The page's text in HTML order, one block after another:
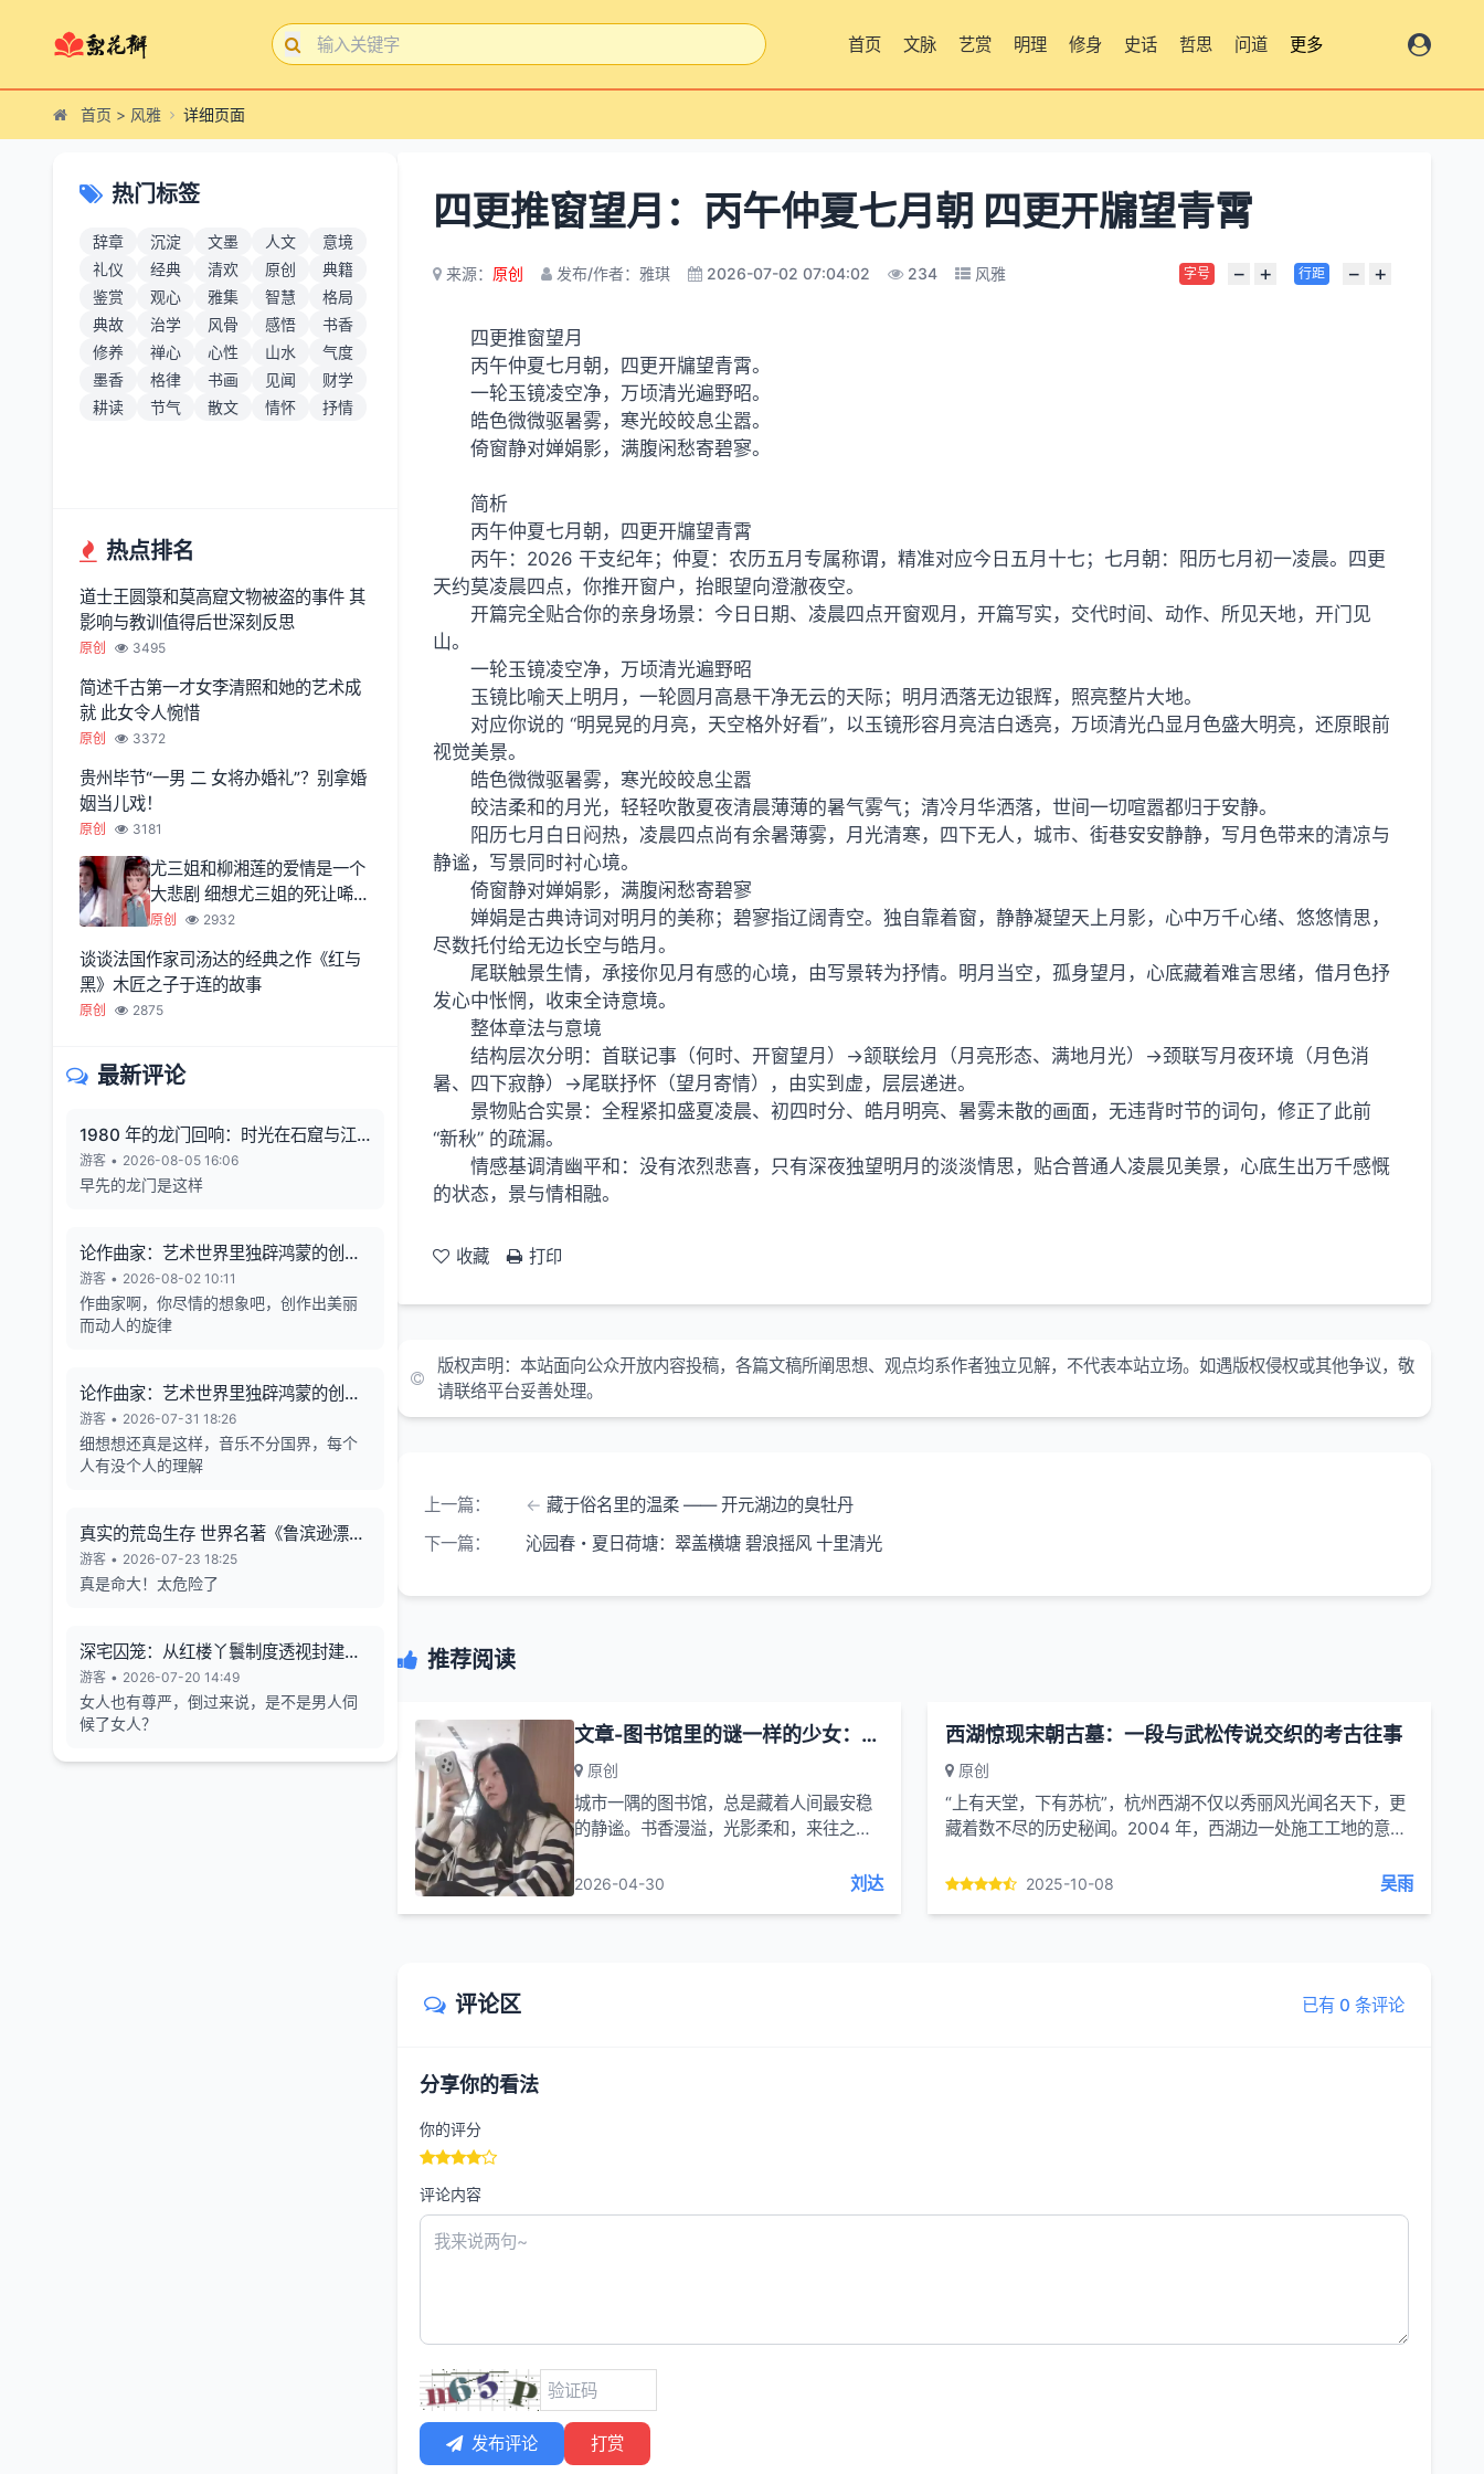
首页 文脉 艺赏 明理 修身 史话 哲思 问道 更多
首页 > 风雅 详细页面
热门标签
辞章 沉淀 文墨 人文
意境
礼仪
经典 清欢 原创
典籍
鉴赏
观心 雅集 智慧
格局
典故
治学 风骨 感悟
书香
修养
禅心 心性 山水
气度
墨香
格律 书画 见闻
财学
耕读
节气 散文 情怀 抒情
热点排名
道士王圆箓和莫高窟文物被盗的事件 其
影响与教训值得后世深刻反思
原创 3495
简述千古第一才女李清照和她的艺术成
就 此女令人惋惜
原创 3372
贵州毕节“一男 二 女将办婚礼”？别拿婚
姻当儿戏！
原创 3181
尤三姐和柳湘莲的爱情是一个
大悲剧 细想尤三姐的死让唏嘘
不已
原创 2932
谈谈法国作家司汤达的经典之作《红与
黑》木匠之子于连的故事
原创 2875
最新评论
1980 年的龙门回响：时光在石窟与江
风中凝固
游客 • 2026-08-05 16:06
早先的龙门是这样
论作曲家：艺术世界里独辟鸿蒙的创造
者
游客 • 2026-08-02 10:11
作曲家啊，你尽情的想象吧，创作出美丽
而动人的旋律
论作曲家：艺术世界里独辟鸿蒙的创造
者
游客 • 2026-07-31 18:26
细想想还真是这样，音乐不分国界，每个
人有没个人的理解
真实的荒岛生存 世界名著《鲁滨逊漂流
记》的原型
游客 • 2026-07-23 18:25
真是命大！太危险了
深宅囚笼：从红楼丫鬟制度透视封建女
性的生存异化与人格消解
游客 • 2026-07-20 14:49
女人也有尊严，倒过来说，是不是男人伺
候了女人？
四更推窗望月：丙午仲夏七月朝 四更开牖望青霄
来源： 原创 发布/作者：雅琪 2026-07-02 07:04:02 234 风雅 字号 − + 行距 − +
四更推窗望月
丙午仲夏七月朝，四更开牖望青霄。
一轮玉镜凌空净，万顷清光遍野昭。
皓色微微驱暑雾，寒光皎皎息尘嚣。
倚窗静对婵娟影，满腹闲愁寄碧寥。
简析
丙午仲夏七月朝，四更开牖望青霄
丙午：2026 干支纪年；仲夏：农历五月专属称谓，精准对应今日五月十七；七月朝：阳历七月初一凌晨。四更
天约莫凌晨四点，你推开窗户，抬眼望向澄澈夜空。
开篇完全贴合你的亲身场景：今日日期、凌晨四点开窗观月，开篇写实，交代时间、动作、所见天地，开门见
山。
一轮玉镜凌空净，万顷清光遍野昭
玉镜比喻天上明月，一轮圆月高悬干净无云的天际；明月洒落无边银辉，照亮整片大地。
对应你说的 “明晃晃的月亮，天空格外好看”，以玉镜形容月亮洁白透亮，万顷清光凸显月色盛大明亮，还原眼前
视觉美景。
皓色微微驱暑雾，寒光皎皎息尘嚣
皎洁柔和的月光，轻轻吹散夏夜清晨薄薄的暑气雾气；清冷月华洒落，世间一切喧嚣都归于安静。
阳历七月白日闷热，凌晨四点尚有余暑薄雾，月光清寒，四下无人，城市、街巷安安静静，写月色带来的清凉与
静谧，写景同时衬心境。
倚窗静对婵娟影，满腹闲愁寄碧寥
婵娟是古典诗词对明月的美称；碧寥指辽阔青空。独自靠着窗，静静凝望天上月影，心中万千心绪、悠悠情思，
尽数托付给无边长空与皓月。
尾联触景生情，承接你见月有感的心境，由写景转为抒情。明月当空，孤身望月，心底藏着难言思绪，借月色抒
发心中怅惘，收束全诗意境。
整体章法与意境
结构层次分明：首联记事（何时、开窗望月）→颔联绘月（月亮形态、满地月光）→颈联写月夜环境（月色消
暑、四下寂静）→尾联抒怀（望月寄情），由实到虚，层层递进。
景物贴合实景：全程紧扣盛夏凌晨、初四时分、皓月明亮、暑雾未散的画面，无违背时节的词句，修正了此前
“新秋” 的疏漏。
情感基调清幽平和：没有浓烈悲喜，只有深夜独望明月的淡淡情思，贴合普通人凌晨见美景，心底生出万千感慨
的状态，景与情相融。
收藏 打印
版权声明：本站面向公众开放内容投稿，各篇文稿所阐思想、观点均系作者独立见解，不代表本站立场。如遇版权侵权或其他争议，敬
请联络平台妥善处理。
上一篇：
藏于俗名里的温柔 —— 开元湖边的臭牡丹
下一篇：
沁园春・夏日荷塘：翠盖横塘 碧浪摇风 十里清光
推荐阅读
文章-图书馆里的谜一样的少女：城市一隅的图书馆
原创
城市一隅的图书馆，总是藏着人间最安稳
的静谧。书香漫溢，光影柔和，来往之人
或凝神刷题，静心备考；或是借着安静的
2026-04-30 刘达
西湖惊现宋朝古墓：一段与武松传说交织的考古往事
原创
“上有天堂，下有苏杭”，杭州西湖不仅以秀丽风光闻名天下，更
藏着数不尽的历史秘闻。2004 年，西湖边一处施工工地的意外
2025-10-08 吴雨
评论区 已有 0 条评论
分享你的看法
你的评分
评论内容
发布评论 打赏